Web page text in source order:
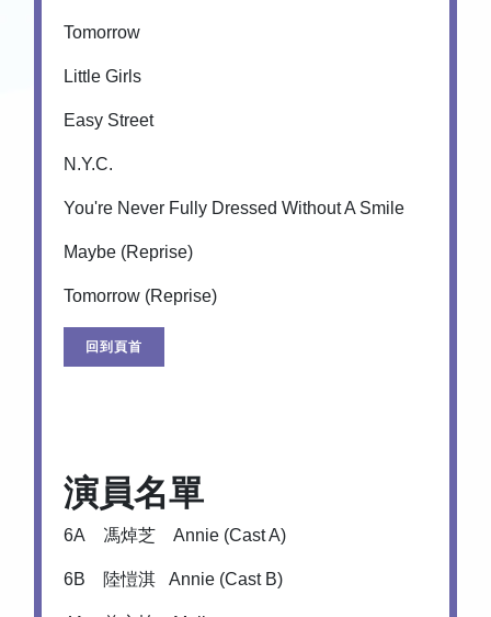
Tomorrow
Little Girls
Easy Street
N.Y.C.
You're Never Fully Dressed Without A Smile
Maybe (Reprise)
Tomorrow (Reprise)
回到頁首
演員名單
6A 馮焯芝 Annie (Cast A)
6B 陸愷淇 Annie (Cast B)